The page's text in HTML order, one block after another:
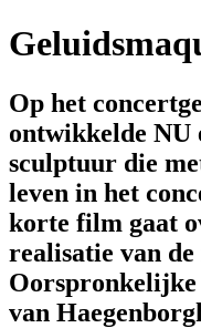
Op het
ontwikkelde NU
sculptuur die
leven in het
korte film gaat
realisatie van de
Oorspronkelijke
van